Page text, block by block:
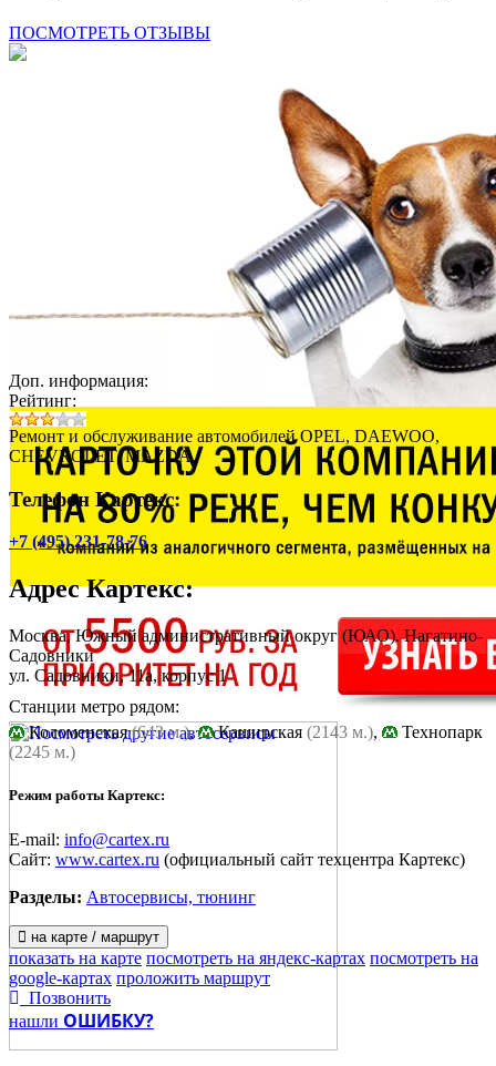
ПОСМОТРЕТЬ ОТЗЫВЫ
Доп. информация:
Рейтинг:
Ремонт и обслуживание автомобилей OPEL, DAEWOO,
CHEVROLET, MAZDA.
Телефон Картекс:
+7 (495) 231-78-76
АдресКартекс:
Москва, Южный административный округ (ЮАО). Нагатино-
Садовники
ул. Садовники, 11а, корпус 1
Станции метро рядом:
Коломенская(643 м.), Каширская (2143 м.),
Технопарк
(2245 м.)
Режим работы Картекс:
E-mail: info@cartex.ru
Сайт: www.cartex.ru (официальный сайт техцентра Картекс)
Разделы: Автосервисы, тюнинг
на карте / маршрут
показать на карте посмотреть на яндекс-картах посмотреть на
google-картах проложить маршрут
Позвонить
нашли ОШИБКУ?